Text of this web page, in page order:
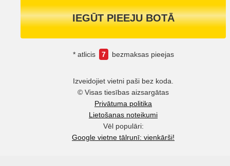
IEGŪT PIEEJU BOTĀ
* atlicis 7 bezmaksas pieejas
Izveidojiet vietni paši bez koda.
© Visas tiesības aizsargātas
Privātuma politika
Lietošanas noteikumi
Vēl populāri:
Google vietne tālrunī: vienkārši!